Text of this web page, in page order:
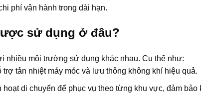
phí vận hành trong dài hạn.
sử dụng ở đâu?
nhiều môi trường sử dụng khác nhau. Cụ thể như:
tản nhiệt máy móc và lưu thông không khí hiệu quả.
di chuyển để phục vụ theo từng khu vực, đảm bảo